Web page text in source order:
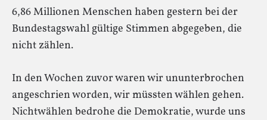
6,86 Millionen Menschen haben gestern bei der
Bundestagswahl gültige Stimmen abgegeben, die
nicht zählen.
In den Wochen zuvor waren wir ununterbrochen
angeschrien worden, wir müssten wählen gehen.
Nichtwählen bedrohe die Demokratie, wurde uns